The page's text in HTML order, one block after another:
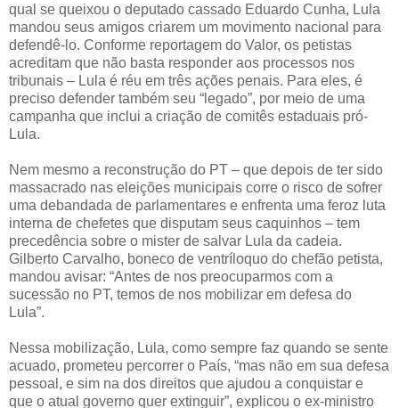
qual se queixou o deputado cassado Eduardo Cunha, Lula
mandou seus amigos criarem um movimento nacional para
defendê-lo. Conforme reportagem do Valor, os petistas
acreditam que não basta responder aos processos nos
tribunais – Lula é réu em três ações penais. Para eles, é
preciso defender também seu “legado”, por meio de uma
campanha que inclui a criação de comitês estaduais pró-
Lula.
Nem mesmo a reconstrução do PT – que depois de ter sido
massacrado nas eleições municipais corre o risco de sofrer
uma debandada de parlamentares e enfrenta uma feroz luta
interna de chefetes que disputam seus caquinhos – tem
precedência sobre o mister de salvar Lula da cadeia.
Gilberto Carvalho, boneco de ventríloquo do chefão petista,
mandou avisar: “Antes de nos preocuparmos com a
sucessão no PT, temos de nos mobilizar em defesa do
Lula”.
Nessa mobilização, Lula, como sempre faz quando se sente
acuado, prometeu percorrer o País, “mas não em sua defesa
pessoal, e sim na dos direitos que ajudou a conquistar e
que o atual governo quer extinguir”, explicou o ex-ministro